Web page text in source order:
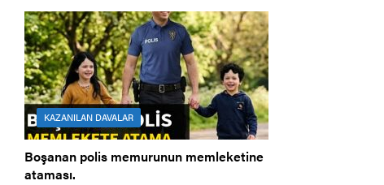
KAZANILAN DAVALAR
Boşanan polis memurunun memleketine
ataması.